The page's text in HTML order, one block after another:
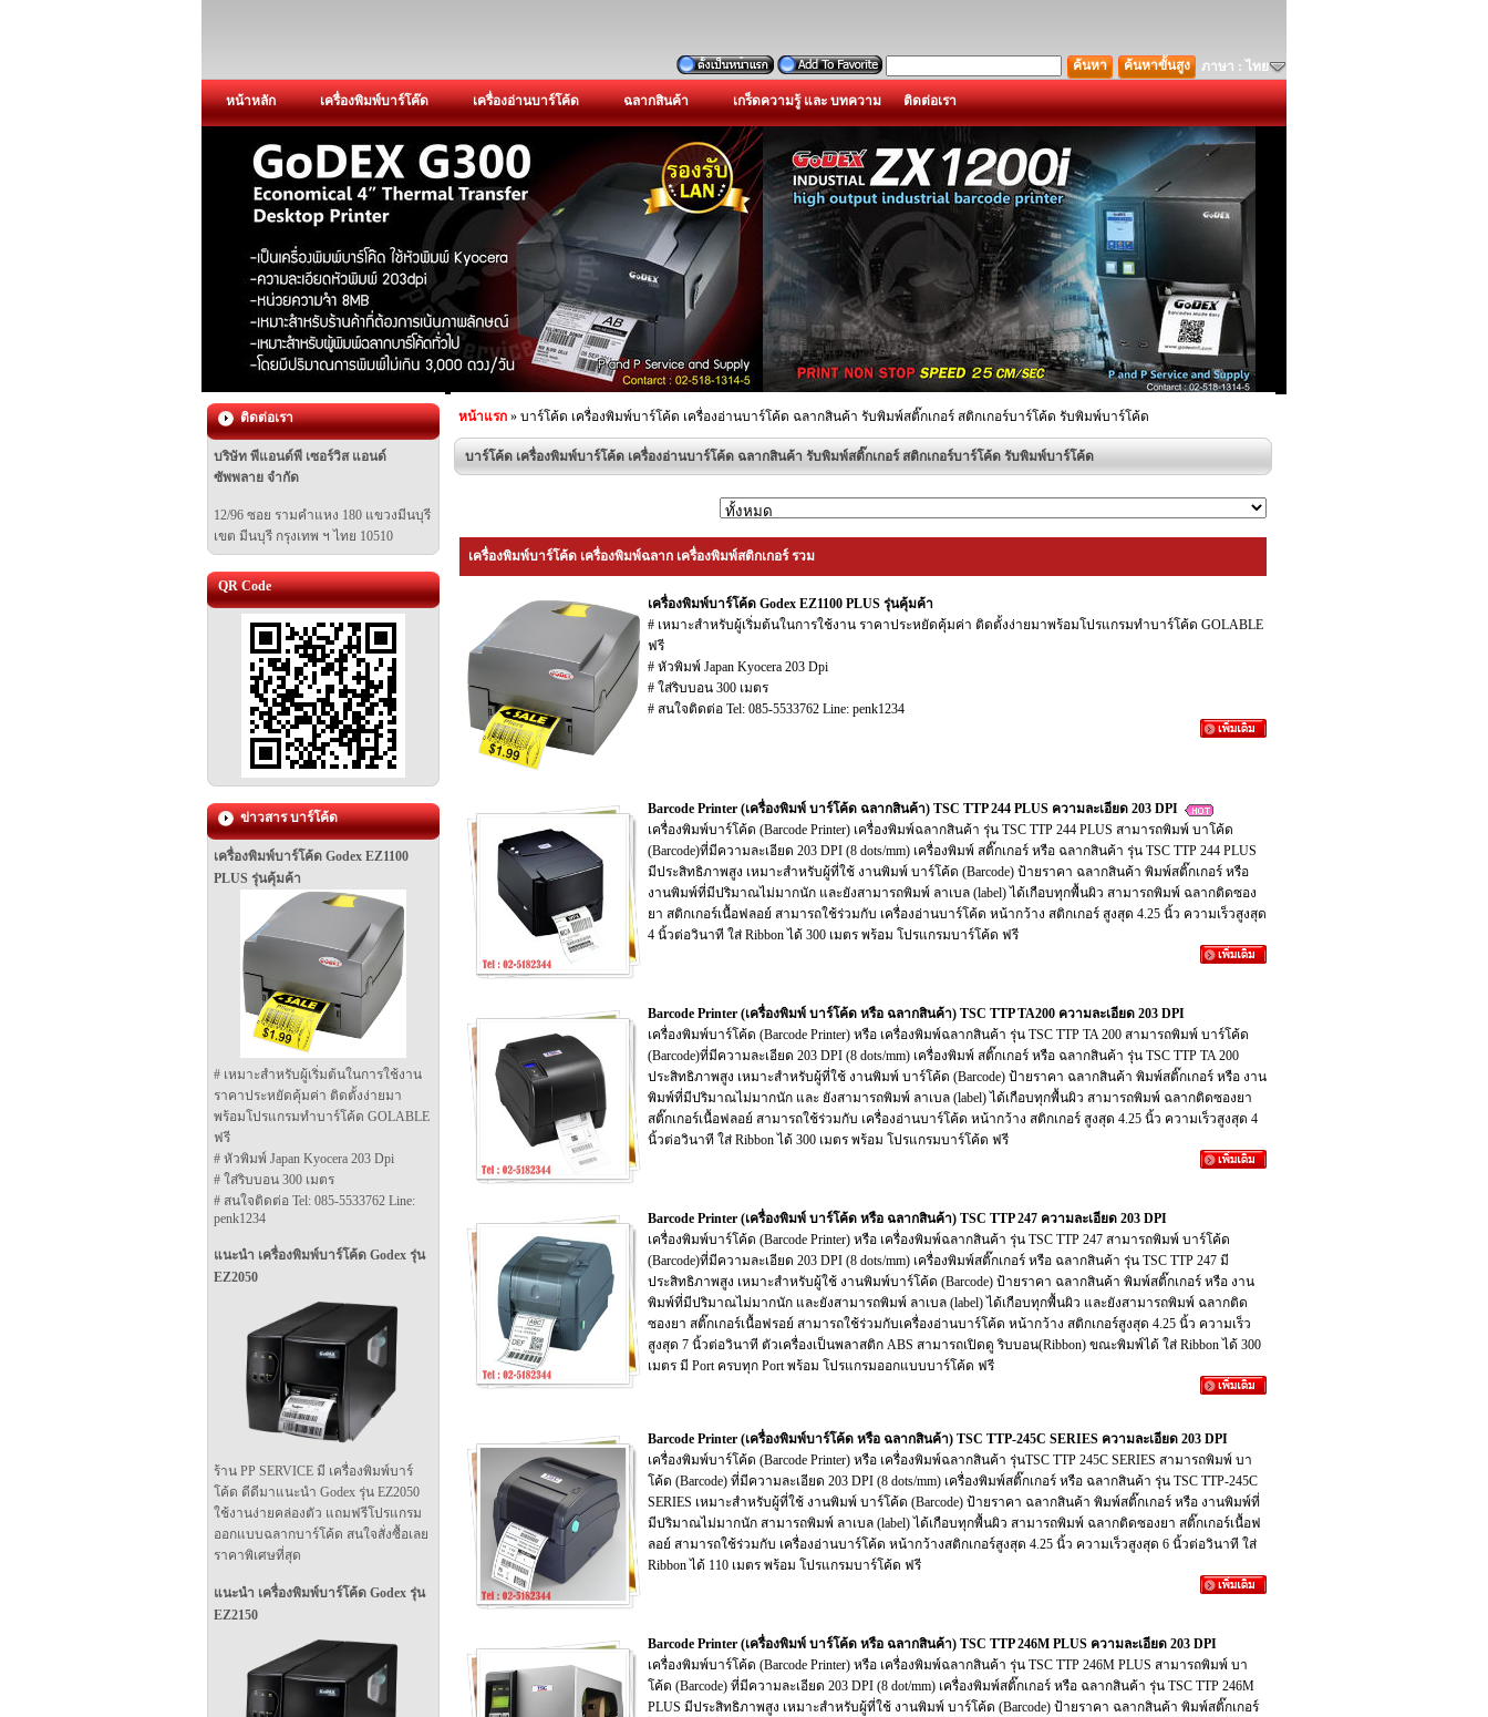
ภาษา : ไทย
ค้นหา ค้นหาขั้นสูง
หน้าหลัก เครื่องพิมพ์บาร์โค๊ด เครื่องอ่านบาร์โค้ด ฉลากสินค้า เกร็ดความรู้ และ บทความ ติดต่อเรา
ติดต่อเรา
บริษัท พีแอนด์พี เซอร์วิส แอนด์
ซัพพลาย จำกัด
12/96 ซอย รามคำแหง 180 แขวงมีนบุรี
เขต มีนบุรี กรุงเทพ ฯ ไทย 10510
QR Code
ข่าวสาร บาร์โค้ด
เครื่องพิมพ์บาร์โค้ด Godex EZ1100
PLUS รุ่นคุ้มค้า
# เหมาะสำหรับผู้เริ่มต้นในการใช้งาน
ราคาประหยัดคุ้มค่า ติดตั้งง่ายมา
พร้อมโปรแกรมทำบาร์โค้ด GOLABLE
ฟรี
# หัวพิมพ์ Japan Kyocera 203 Dpi
# ใส่ริบบอน 300 เมตร
# สนใจติดต่อ Tel: 085-5533762 Line:
penk1234
แนะนำ เครื่องพิมพ์บาร์โค้ด Godex รุ่น
EZ2050
ร้าน PP SERVICE มี เครื่องพิมพ์บาร์
โค้ด ดีดีมาแนะนำ Godex รุ่น EZ2050
ใช้งานง่ายคล่องตัว แถมฟรีโปรแกรม
ออกแบบฉลากบาร์โค้ด สนใจสั่งซื้อเลย
ราคาพิเศษที่สุด
แนะนำ เครื่องพิมพ์บาร์โค้ด Godex รุ่น
EZ2150
หน้าแรก » บาร์โค้ด เครื่องพิมพ์บาร์โค้ด เครื่องอ่านบาร์โค้ด ฉลากสินค้า รับพิมพ์สติ๊กเกอร์ สติกเกอร์บาร์โค้ด รับพิมพ์บาร์โค้ด
บาร์โค้ด เครื่องพิมพ์บาร์โค้ด เครื่องอ่านบาร์โค้ด ฉลากสินค้า รับพิมพ์สติ๊กเกอร์ สติกเกอร์บาร์โค้ด รับพิมพ์บาร์โค้ด
เครื่องพิมพ์บาร์โค้ด เครื่องพิมพ์ฉลาก เครื่องพิมพ์สติกเกอร์ รวม
เครื่องพิมพ์บาร์โค้ด Godex EZ1100 PLUS รุ่นคุ้มค้า
# เหมาะสำหรับผู้เริ่มต้นในการใช้งาน ราคาประหยัดคุ้มค่า ติดตั้งง่ายมาพร้อมโปรแกรมทำบาร์โค้ด GOLABLE
ฟรี
# หัวพิมพ์ Japan Kyocera 203 Dpi
# ใส่ริบบอน 300 เมตร
# สนใจติดต่อ Tel: 085-5533762 Line: penk1234
Barcode Printer (เครื่องพิมพ์ บาร์โค้ด ฉลากสินค้า) TSC TTP 244 PLUS ความละเอียด 203 DPI
เครื่องพิมพ์บาร์โค้ด (Barcode Printer) เครื่องพิมพ์ฉลากสินค้า รุ่น TSC TTP 244 PLUS สามารถพิมพ์ บาโค้ด
(Barcode)ที่มีความละเอียด 203 DPI (8 dots/mm) เครื่องพิมพ์ สติ๊กเกอร์ หรือ ฉลากสินค้า รุ่น TSC TTP 244 PLUS
มีประสิทธิภาพสูง เหมาะสำหรับผู้ที่ใช้ งานพิมพ์ บาร์โค้ด (Barcode) ป้ายราคา ฉลากสินค้า พิมพ์สติ๊กเกอร์ หรือ
งานพิมพ์ที่มีปริมาณไม่มากนัก และยังสามารถพิมพ์ ลาเบล (label) ได้เกือบทุกพื้นผิว สามารถพิมพ์ ฉลากติดซอง
ยา สติกเกอร์เนื้อฟลอย์ สามารถใช้ร่วมกับ เครื่องอ่านบาร์โค้ด หน้ากว้าง สติกเกอร์ สูงสุด 4.25 นิ้ว ความเร็วสูงสุด
4 นิ้วต่อวินาที ใส่ Ribbon ได้ 300 เมตร พร้อม โปรแกรมบาร์โค้ด ฟรี
Barcode Printer (เครื่องพิมพ์ บาร์โค้ด หรือ ฉลากสินค้า) TSC TTP TA200 ความละเอียด 203 DPI
เครื่องพิมพ์บาร์โค้ด (Barcode Printer) หรือ เครื่องพิมพ์ฉลากสินค้า รุ่น TSC TTP TA 200 สามารถพิมพ์ บาร์โค้ด
(Barcode)ที่มีความละเอียด 203 DPI (8 dots/mm) เครื่องพิมพ์ สติ๊กเกอร์ หรือ ฉลากสินค้า รุ่น TSC TTP TA 200
ประสิทธิภาพสูง เหมาะสำหรับผู้ที่ใช้ งานพิมพ์ บาร์โค้ด (Barcode) ป้ายราคา ฉลากสินค้า พิมพ์สติ๊กเกอร์ หรือ งาน
พิมพ์ที่มีปริมาณไม่มากนัก และ ยังสามารถพิมพ์ ลาเบล (label) ได้เกือบทุกพื้นผิว สามารถพิมพ์ ฉลากติดซองยา
สติ๊กเกอร์เนื้อฟลอย์ สามารถใช้ร่วมกับ เครื่องอ่านบาร์โค้ด หน้ากว้าง สติกเกอร์ สูงสุด 4.25 นิ้ว ความเร็วสูงสุด 4
นิ้วต่อวินาที ใส่ Ribbon ได้ 300 เมตร พร้อม โปรแกรมบาร์โค้ด ฟรี
Barcode Printer (เครื่องพิมพ์ บาร์โค้ด หรือ ฉลากสินค้า) TSC TTP 247 ความละเอียด 203 DPI
เครื่องพิมพ์บาร์โค้ด (Barcode Printer) หรือ เครื่องพิมพ์ฉลากสินค้า รุ่น TSC TTP 247 สามารถพิมพ์ บาร์โค้ด
(Barcode)ที่มีความละเอียด 203 DPI (8 dots/mm) เครื่องพิมพ์สติ๊กเกอร์ หรือ ฉลากสินค้า รุ่น TSC TTP 247 มี
ประสิทธิภาพสูง เหมาะสำหรับผู้ใช้ งานพิมพ์บาร์โค้ด (Barcode) ป้ายราคา ฉลากสินค้า พิมพ์สติ๊กเกอร์ หรือ งาน
พิมพ์ที่มีปริมาณไม่มากนัก และยังสามารถพิมพ์ ลาเบล (label) ได้เกือบทุกพื้นผิว และยังสามารถพิมพ์ ฉลากติด
ซองยา สติ๊กเกอร์เนื้อฟรอย์ สามารถใช้ร่วมกับเครื่องอ่านบาร์โค้ด หน้ากว้าง สติกเกอร์สูงสุด 4.25 นิ้ว ความเร็ว
สูงสุด 7 นิ้วต่อวินาที ตัวเครื่องเป็นพลาสติก ABS สามารถเปิดดู ริบบอน(Ribbon) ขณะพิมพ์ได้ ใส่ Ribbon ได้ 300
เมตร มี Port ครบทุก Port พร้อม โปรแกรมออกแบบบาร์โค้ด ฟรี
Barcode Printer (เครื่องพิมพ์บาร์โค้ด หรือ ฉลากสินค้า) TSC TTP-245C SERIES ความละเอียด 203 DPI
เครื่องพิมพ์บาร์โค้ด (Barcode Printer) หรือ เครื่องพิมพ์ฉลากสินค้า รุ่นTSC TTP 245C SERIES สามารถพิมพ์ บา
โค้ด (Barcode) ที่มีความละเอียด 203 DPI (8 dots/mm) เครื่องพิมพ์สติ๊กเกอร์ หรือ ฉลากสินค้า รุ่น TSC TTP-245C
SERIES เหมาะสำหรับผู้ที่ใช้ งานพิมพ์ บาร์โค้ด (Barcode) ป้ายราคา ฉลากสินค้า พิมพ์สติ๊กเกอร์ หรือ งานพิมพ์ที่
มีปริมาณไม่มากนัก สามารถพิมพ์ ลาเบล (label) ได้เกือบทุกพื้นผิว สามารถพิมพ์ ฉลากติดซองยา สติ๊กเกอร์เนื้อฟ
ลอย์ สามารถใช้ร่วมกับ เครื่องอ่านบาร์โค้ด หน้ากว้างสติกเกอร์สูงสุด 4.25 นิ้ว ความเร็วสูงสุด 6 นิ้วต่อวินาที ใส่
Ribbon ได้ 110 เมตร พร้อม โปรแกรมบาร์โค้ด ฟรี
Barcode Printer (เครื่องพิมพ์ บาร์โค้ด หรือ ฉลากสินค้า) TSC TTP 246M PLUS ความละเอียด 203 DPI
เครื่องพิมพ์บาร์โค้ด (Barcode Printer) หรือ เครื่องพิมพ์ฉลากสินค้า รุ่น TSC TTP 246M PLUS สามารถพิมพ์ บา
โค้ด (Barcode) ที่มีความละเอียด 203 DPI (8 dot/mm) เครื่องพิมพ์สติ๊กเกอร์ หรือ ฉลากสินค้า รุ่น TSC TTP 246M
PLUS มีประสิทธิภาพสูง เหมาะสำหรับผู้ที่ใช้ งานพิมพ์ บาร์โค้ด (Barcode) ป้ายราคา ฉลากสินค้า พิมพ์สติ๊กเกอร์